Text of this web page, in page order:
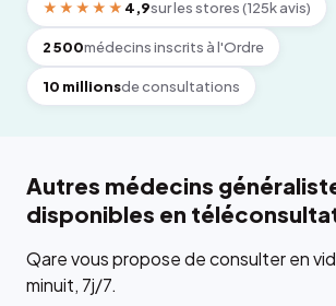
★★★★★ 4,9sur les stores (125k avis)
2 500médecins inscrits à l'Ordre
10 millionsde consultations
Autres médecins
disponibles en
Qare vous propose de consulter en
minuit, 7j/7.